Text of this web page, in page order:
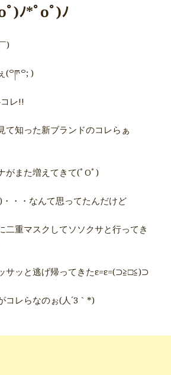
ﾟ)ﾉ*ﾟoﾟ)ﾉ
)
)
レ!!
て知った新ブランドのコレらぁ
がまた増えてきて(ﾟOﾟ)
・・なんて思ってたんだけど
二重マスクしてソソクサと行ってき
サッと逃げ帰ってきたε=ε=(⊃≧□≦)⊃
コレらなのぉ(人´3｀*)